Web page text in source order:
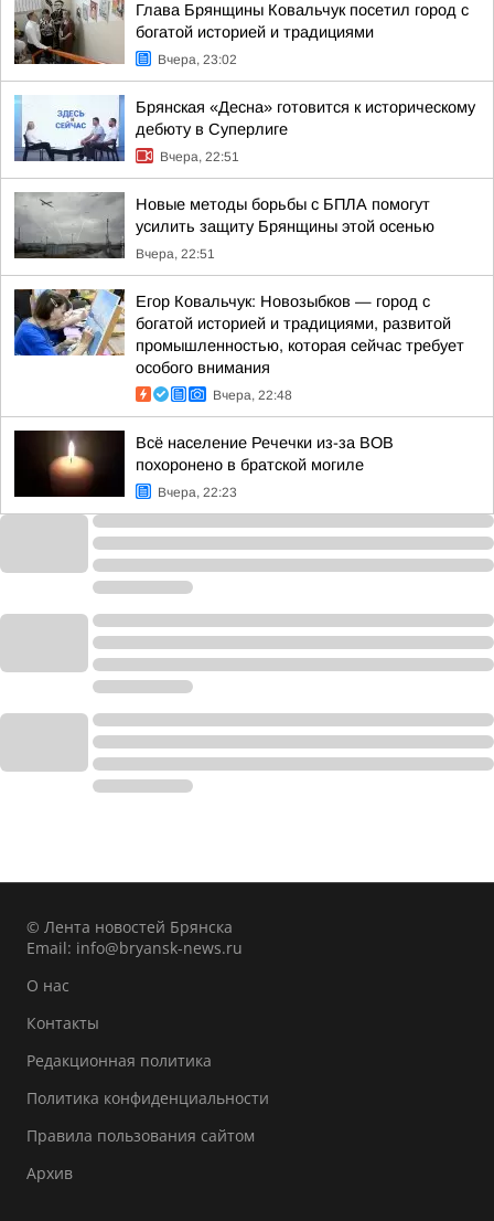
Глава Брянщины Ковальчук посетил город с
богатой историей и традициями
Вчера, 23:02
Брянская «Десна» готовится к историческому
дебюту в Суперлиге
Вчера, 22:51
Новые методы борьбы с БПЛА помогут
усилить защиту Брянщины этой осенью
Вчера, 22:51
Егор Ковальчук: Новозыбков — город с
богатой историей и традициями, развитой
промышленностью, которая сейчас требует
особого внимания
Вчера, 22:48
Всё население Речечки из-за ВОВ
похоронено в братской могиле
Вчера, 22:23
© Лента новостей Брянска
Email: info@bryansk-news.ru
О нас
Контакты
Редакционная политика
Политика конфиденциальности
Правила пользования сайтом
Архив